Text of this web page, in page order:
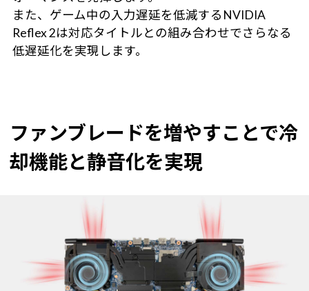
また、ゲーム中の入力遅延を低減するNVIDIA
Reflex 2は対応タイトルとの組み合わせでさらなる
低遅延化を実現します。
ファンブレードを増やすことで冷
却機能と静音化を実現